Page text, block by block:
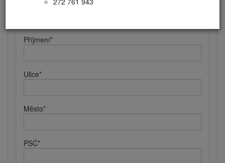
Jméno*
Příjmení*
Ulice*
Město*
PSČ*